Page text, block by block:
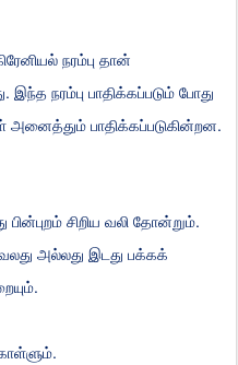
நரம்பு தான்
. இந்த நரம்பு பாதிக்கப்படும் போது
அனைத்தும் பாதிக்கப்படுகின்றன.
பின்புறம் சிறிய வலி தோன்றும்.
அல்லது இடது பக்கக்
.
.